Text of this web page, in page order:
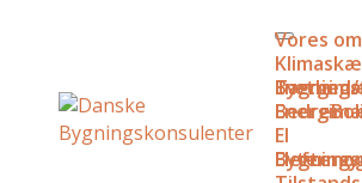
Vores
Tæthed/
El
El-